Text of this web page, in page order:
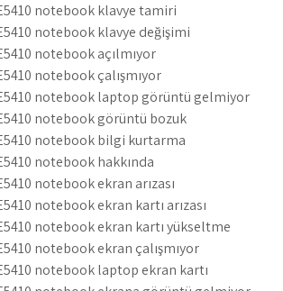
notebook klavye tamiri
notebook klavye değişimi
notebook açılmıyor
notebook çalışmıyor
notebook laptop görüntü gelmiyor
notebook görüntü bozuk
notebook bilgi kurtarma
notebook hakkında
notebook ekran arızası
notebook ekran kartı arızası
notebook ekran kartı yükseltme
notebook ekran çalışmıyor
notebook laptop ekran kartı